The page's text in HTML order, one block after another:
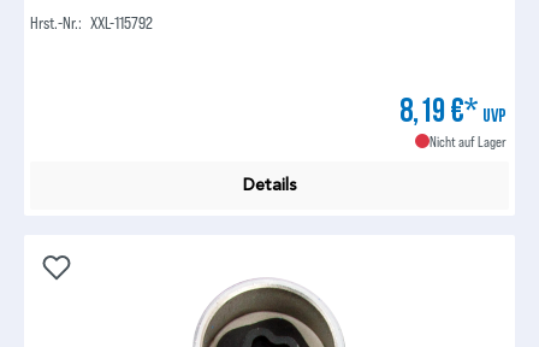
Hrst.-Nr.: XXL-115792
8,19 €* UVP
Nicht auf Lager
Details